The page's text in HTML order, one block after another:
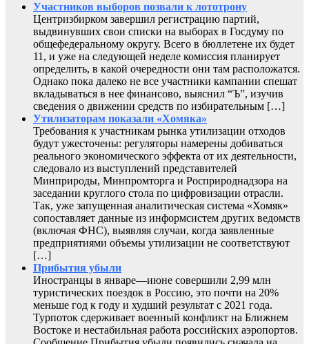
Участников выборов позвали к лототрону
Центризбирком завершил регистрацию партий,
выдвинувших свои списки на выборах в Госдуму по
общефедеральному округу. Всего в бюллетене их будет
11, и уже на следующей неделе комиссия планирует
определить, в какой очередности они там расположатся.
Однако пока далеко не все участники кампании спешат
вкладываться в нее финансово, выяснил “Ъ”, изучив
сведения о движении средств по избирательным […]
Утилизаторам показали «Хомяка»
Требования к участникам рынка утилизации отходов
будут ужесточены: регуляторы намерены добиваться
реального экономического эффекта от их деятельности,
следовало из выступлений представителей
Минприроды, Минпромторга и Росприроднадзора на
заседании круглого стола по цифровизации отрасли.
Так, уже запущенная аналитическая система «Хомяк»
сопоставляет данные из информсистем других ведомств
(включая ФНС), выявляя случаи, когда заявленные
предприятиями объемы утилизации не соответствуют
[…]
Прибытия убыли
Иностранцы в январе—июне совершили 2,99 млн
туристических поездок в Россию, это почти на 20%
меньше год к году и худший результат с 2021 года.
Турпоток сдерживает военный конфликт на Ближнем
Востоке и нестабильная работа российских аэропортов.